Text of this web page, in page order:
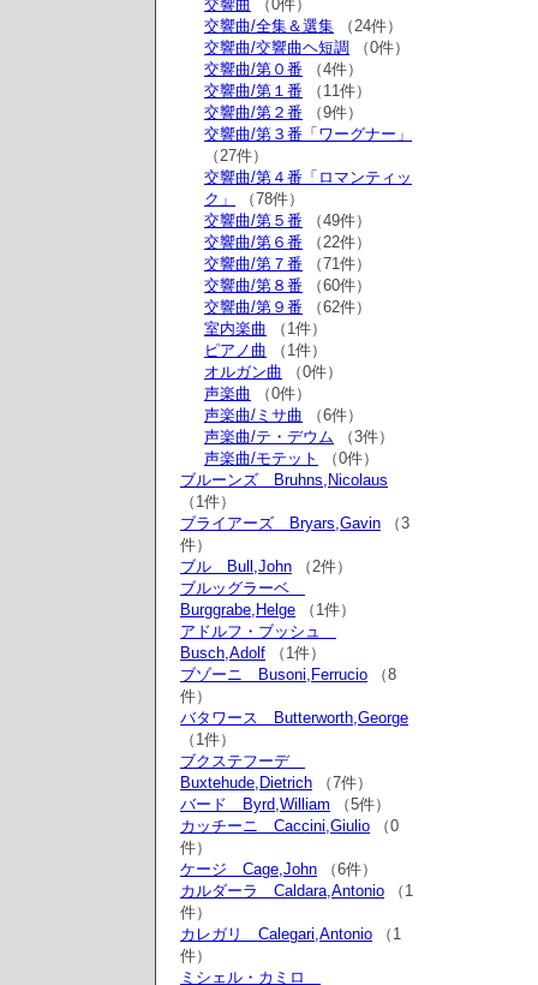
交響曲 （0件）
交響曲/全集＆選集 （24件）
交響曲/交響曲ヘ短調 （0件）
交響曲/第０番 （4件）
交響曲/第１番 （11件）
交響曲/第２番 （9件）
交響曲/第３番「ワーグナー」
（27件）
交響曲/第４番「ロマンティッ
ク」
（78件）
交響曲/第５番 （49件）
交響曲/第６番 （22件）
交響曲/第７番 （71件）
交響曲/第８番 （60件）
交響曲/第９番 （62件）
室内楽曲 （1件）
ピアノ曲 （1件）
オルガン曲 （0件）
声楽曲 （0件）
声楽曲/ミサ曲 （6件）
声楽曲/テ・デウム （3件）
声楽曲/モテット
（0件）
ブルーンズ Bruhns,Nicolaus
（1件）
ブライアーズ Bryars,Gavin （3
件）
ブル Bull,John （2件）
ブルッグラーベ
Burggrabe,Helge （1件）
アドルフ・ブッシュ
Busch,Adolf （1件）
ブゾーニ Busoni,Ferrucio （8
件）
バタワース Butterworth,George
（1件）
ブクステフーデ
Buxtehude,Dietrich （7件）
バード Byrd,William （5件）
カッチーニ Caccini,Giulio （0
件）
ケージ Cage,John （6件）
カルダーラ Caldara,Antonio （1
件）
カレガリ Calegari,Antonio （1
件）
ミシェル・カミロ